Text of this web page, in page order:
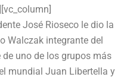
José Rioseco le dio la
Walczak integrante del
uno de los grupos más
mundial Juan Libertella y